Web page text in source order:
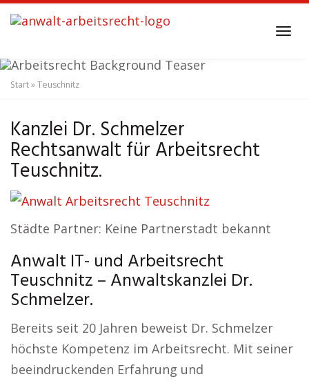
Skip
to
content
Start»Teuschnitz
Kanzlei Dr. Schmelzer
Rechtsanwalt für Arbeitsrecht
Teuschnitz.
Städte Partner: Keine Partnerstadt bekannt
Anwalt IT- und Arbeitsrecht
Teuschnitz – Anwaltskanzlei Dr.
Schmelzer.
Bereits seit 20 Jahren beweist Dr. Schmelzer
höchste Kompetenz im Arbeitsrecht. Mit seiner
beeindruckenden Erfahrung und